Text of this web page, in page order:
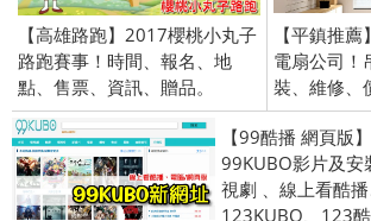
【高雄路跑】2017櫻桃小丸子
路跑賽事！時間、報名、地
點、售票、資訊、贈品。
【平鎮推
電扇公司！
裝、維修、
【99酷播 網頁版
99KUBO影片及安
視劇 、線上看酷播
123KUBO、123